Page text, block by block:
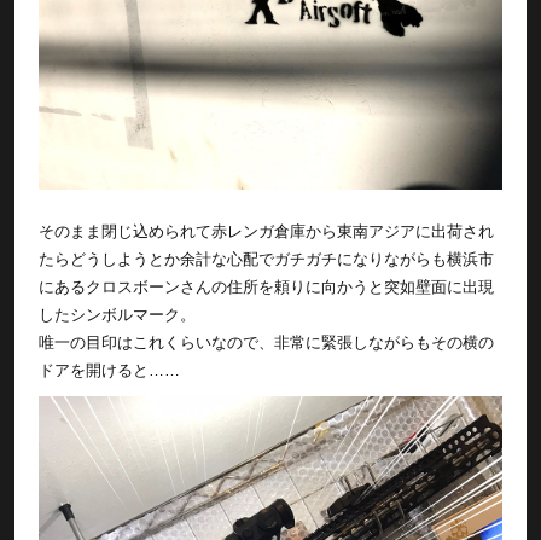
そのまま閉じ込められて赤レンガ倉庫から東南アジアに出荷され
たらどうしようとか余計な心配でガチガチになりながらも横浜市
にあるクロスボーンさんの住所を頼りに向かうと突如壁面に出現
したシンボルマーク。
唯一の目印はこれくらいなので、非常に緊張しながらもその横の
ドアを開けると……